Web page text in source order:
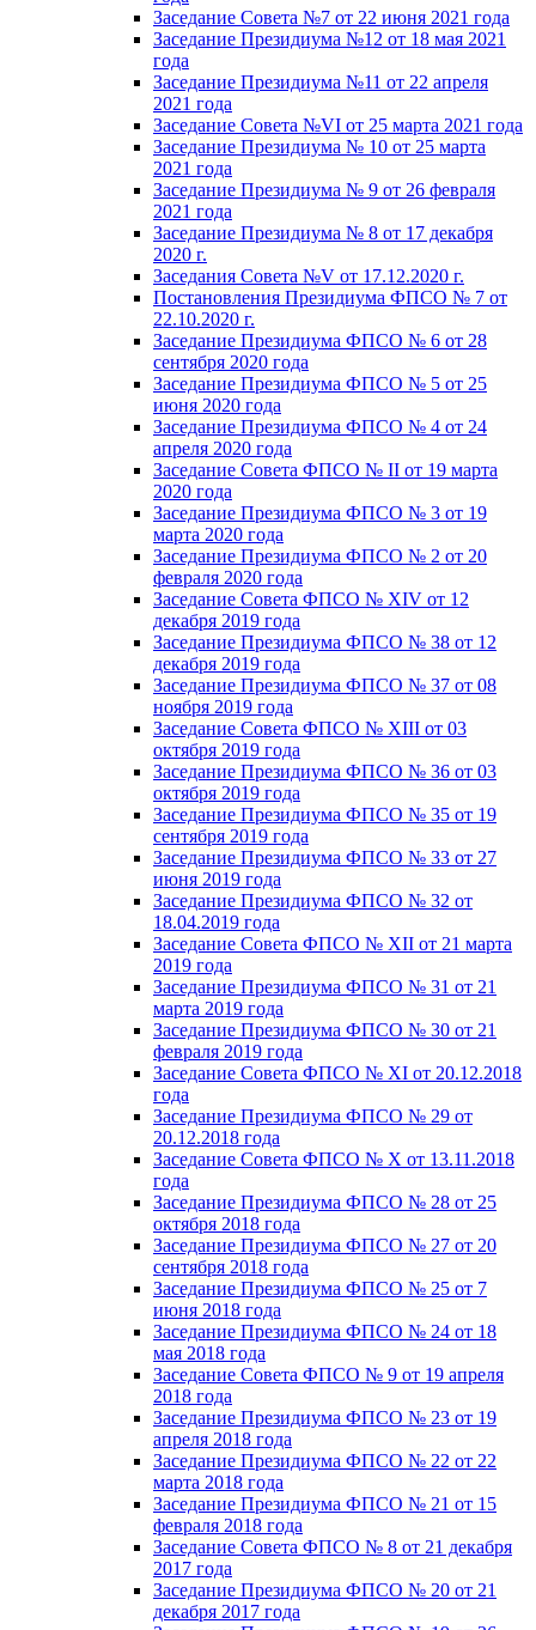
Заседание Совета №7 от 22 июня 2021 года
Заседание Президиума №12 от 18 мая 2021
года
Заседание Президиума №11 от 22 апреля
2021 года
Заседание Совета №VI от 25 марта 2021 года
Заседание Президиума № 10 от 25 марта
2021 года
Заседание Президиума № 9 от 26 февраля
2021 года
Заседание Президиума № 8 от 17 декабря
2020 г.
Заседания Совета №V от 17.12.2020 г.
Постановления Президиума ФПСО № 7 от
22.10.2020 г.
Заседание Президиума ФПСО № 6 от 28
сентября 2020 года
Заседание Президиума ФПСО № 5 от 25
июня 2020 года
Заседание Президиума ФПСО № 4 от 24
апреля 2020 года
Заседание Совета ФПСО № II от 19 марта
2020 года
Заседание Президиума ФПСО № 3 от 19
марта 2020 года
Заседание Президиума ФПСО № 2 от 20
февраля 2020 года
Заседание Совета ФПСО № XIV от 12
декабря 2019 года
Заседание Президиума ФПСО № 38 от 12
декабря 2019 года
Заседание Президиума ФПСО № 37 от 08
ноября 2019 года
Заседание Совета ФПСО № XIII от 03
октября 2019 года
Заседание Президиума ФПСО № 36 от 03
октября 2019 года
Заседание Президиума ФПСО № 35 от 19
сентября 2019 года
Заседание Президиума ФПСО № 33 от 27
июня 2019 года
Заседание Президиума ФПСО № 32 от
18.04.2019 года
Заседание Совета ФПСО № XII от 21 марта
2019 года
Заседание Президиума ФПСО № 31 от 21
марта 2019 года
Заседание Президиума ФПСО № 30 от 21
февраля 2019 года
Заседание Совета ФПСО № XI от 20.12.2018
года
Заседание Президиума ФПСО № 29 от
20.12.2018 года
Заседание Совета ФПСО № X от 13.11.2018
года
Заседание Президиума ФПСО № 28 от 25
октября 2018 года
Заседание Президиума ФПСО № 27 от 20
сентября 2018 года
Заседание Президиума ФПСО № 25 от 7
июня 2018 года
Заседание Президиума ФПСО № 24 от 18
мая 2018 года
Заседание Совета ФПСО № 9 от 19 апреля
2018 года
Заседание Президиума ФПСО № 23 от 19
апреля 2018 года
Заседание Президиума ФПСО № 22 от 22
марта 2018 года
Заседание Президиума ФПСО № 21 от 15
февраля 2018 года
Заседание Совета ФПСО № 8 от 21 декабря
2017 года
Заседание Президиума ФПСО № 20 от 21
декабря 2017 года